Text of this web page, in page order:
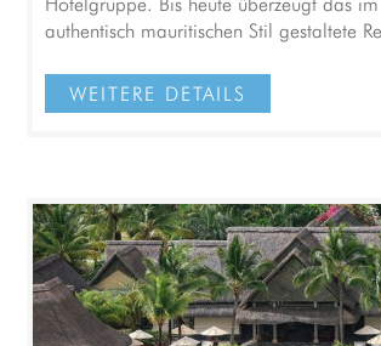
authentisch mauritischen Stil gestaltete
WEITERE DETAILS